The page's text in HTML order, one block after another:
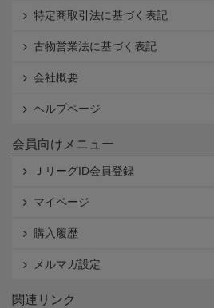
特定商取引法に基づく表記
古物営業法に基づく表記
会社概要
ヘルプページ
会員向けメニュー
ＪリーグID会員登録
マイページ
購入履歴
メルマガ設定
関連リンク